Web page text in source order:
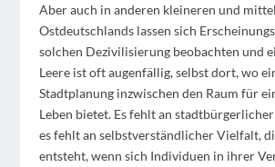
Aber auch in anderen kleineren und
Ostdeutschlands lassen sich
solchen Dezivilisierung beobachten und
Leere ist oft augenfällig, selbst dort, wo
Stadtplanung inzwischen den Raum für
Leben bietet. Es fehlt an
es fehlt an selbstverständlicher Vielfalt,
entsteht, wenn sich Individuen in ihrer